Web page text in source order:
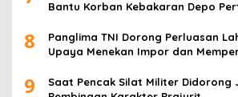
Bantu Korban Kebakaran Depo
8
Panglima TNI Dorong Perluasan
Upaya Menekan Impor dan
9
Saat Pencak Silat Militer Didorong